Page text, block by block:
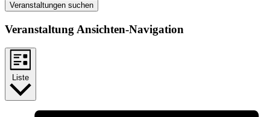
Veranstaltungen suchen
Veranstaltung Ansichten-Navigation
Liste